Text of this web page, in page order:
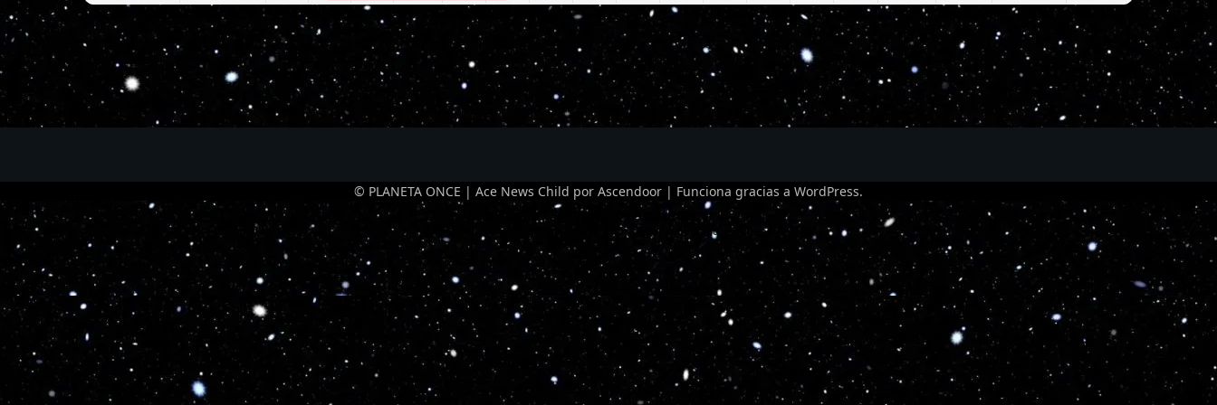
© PLANETA ONCE | Ace News Child por Ascendoor | Funciona gracias a WordPress.
Optimized by Seraphinite Accelerator
Turns on site high speed to be attractive for people and search engines.